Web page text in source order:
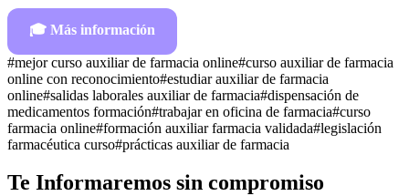
🎓 Más información
#mejor curso auxiliar de farmacia online#curso auxiliar de farmacia
online con reconocimiento#estudiar auxiliar de farmacia
online#salidas laborales auxiliar de farmacia#dispensación de
medicamentos formación#trabajar en oficina de farmacia#curso
farmacia online#formación auxiliar farmacia validada#legislación
farmacéutica curso#prácticas auxiliar de farmacia
Te Informaremos sin compromiso